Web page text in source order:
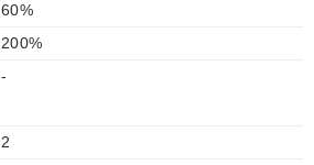
60%
200%
-
2